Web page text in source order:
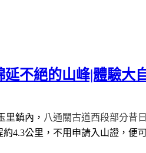
不絕的山峰|體驗大
里鎮內， 八通關古道西段部分昔
約4.3公里，不用申請入山證，便